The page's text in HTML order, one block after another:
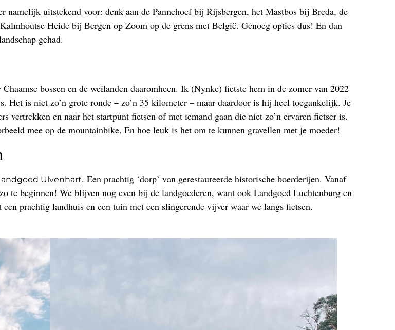
namelijk uitstekend voor: denk aan de Pannehoef bij Rijsbergen, het Mastbos bij Breda, de
Heide bij Bergen op Zoom op de grens met België. Genoeg opties dus! En dan
gehad.
bossen en de weilanden daaromheen. Ik (Nynke) fietste hem in de zomer van 2022
Het is niet zo’n grote ronde – zo’n 35 kilometer – maar daardoor is hij heel toegankelijk. Je
vertrekken en naar het startpunt fietsen of met iemand gaan die niet zo’n ervaren fietser is.
mee op de mountainbike. En hoe leuk is het om te kunnen gravellen met je moeder!
Ulvenhart. Een prachtig ‘dorp’ van gerestaureerde historische boerderijen. Vanaf
te beginnen! We blijven nog even bij de landgoederen, want ook Landgoed Luchtenburg en
prachtig landhuis en een tuin met een slingerende vijver waar we langs fietsen.